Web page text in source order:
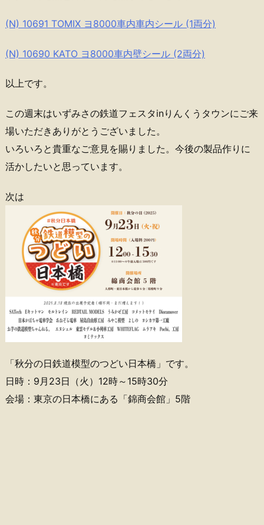
(N) 10691 TOMIX ヨ8000車内車内シール (1両分)
(N) 10690 KATO ヨ8000車内壁シール (2両分)
以上です。
この週末はいずみさの鉄道フェスタinりんくうタウンにご来
場いただきありがとうございました。
いろいろと貴重なご意見を賜りました。今後の製品作りに
活かしたいと思っています。
次は
「秋分の日鉄道模型のつどい日本橋」です。
日時：9月23日（火）12時～15時30分
会場：東京の日本橋にある「錦商会館」5階